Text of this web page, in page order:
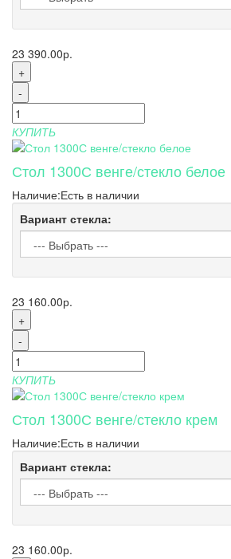
23 390.00р.
+
-
КУПИТЬ
Стол 1300С венге/стекло белое
Наличие:Есть в наличии
Вариант стекла:
23 160.00р.
+
-
КУПИТЬ
Стол 1300С венге/стекло крем
Наличие:Есть в наличии
Вариант стекла:
23 160.00р.